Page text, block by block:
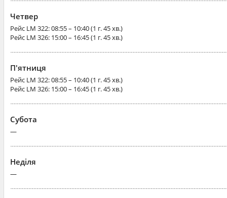
Четвер
Рейс LM 322: 08:55 – 10:40 (1 г. 45 хв.)
Рейс LM 326: 15:00 – 16:45 (1 г. 45 хв.)
П'ятниця
Рейс LM 322: 08:55 – 10:40 (1 г. 45 хв.)
Рейс LM 326: 15:00 – 16:45 (1 г. 45 хв.)
Субота
—
Неділя
—